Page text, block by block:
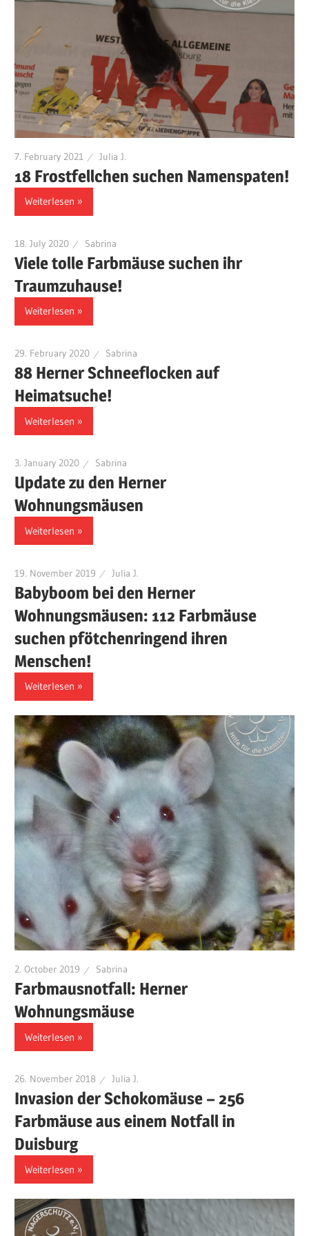
7. February 2021 Julia J.
18 Frostfellchen suchen Namenspaten!
Weiterlesen
18. July 2020 Sabrina
Viele tolle Farbmäuse suchen ihr
Traumzuhause!
Weiterlesen
29. February 2020 Sabrina
88 Herner Schneeflocken auf
Heimatsuche!
Weiterlesen
3. January 2020 Sabrina
Update zu den Herner
Wohnungsmäusen
Weiterlesen
19. November 2019 Julia J.
Babyboom bei den Herner
Wohnungsmäusen: 112 Farbmäuse
suchen pfötchenringend ihren
Menschen!
Weiterlesen
2. October 2019 Sabrina
Farbmausnotfall: Herner
Wohnungsmäuse
Weiterlesen
26. November 2018 Julia J.
Invasion der Schokomäuse – 256
Farbmäuse aus einem Notfall in
Duisburg
Weiterlesen